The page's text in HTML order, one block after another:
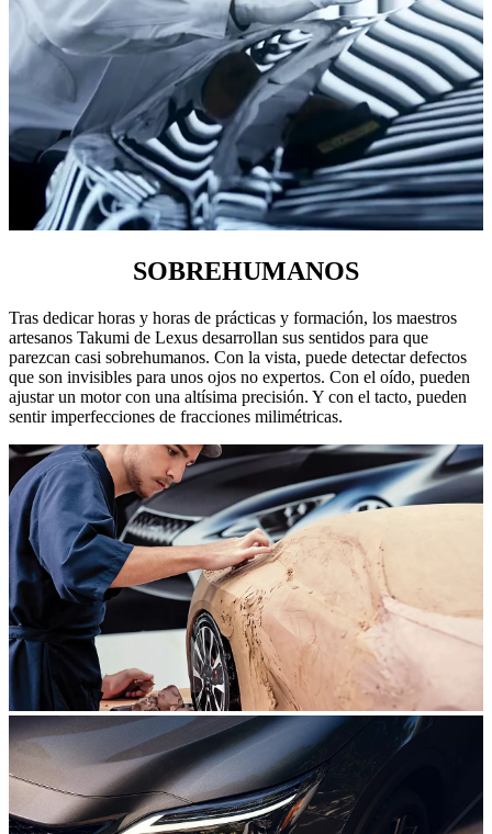
SOBREHUMANOS
Tras dedicar horas y horas de prácticas y formación, los maestros
artesanos Takumi de Lexus desarrollan sus sentidos para que
parezcan casi sobrehumanos. Con la vista, puede detectar defectos
que son invisibles para unos ojos no expertos. Con el oído, pueden
ajustar un motor con una altísima precisión. Y con el tacto, pueden
sentir imperfecciones de fracciones milimétricas.